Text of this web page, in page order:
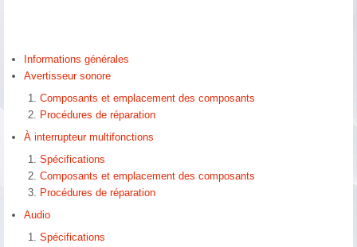
Informations générales
Avertisseur sonore
Composants et emplacement des composants
Procédures de réparation
À interrupteur multifonctions
Spécifications
Composants et emplacement des composants
Procédures de réparation
Audio
Spécifications